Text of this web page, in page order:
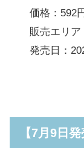
価格：592
販売エリア
発売日：
【7月9日